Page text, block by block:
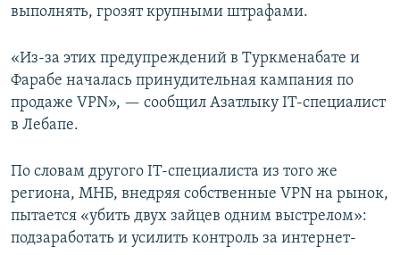
выполнять, грозят крупными штрафами.
«Из-за этих предупреждений в Туркменабате и
Фарабе началась принудительная кампания по
продаже VPN», — сообщил Азатлыку IT-специалист
в Лебапе.
По словам другого IT-специалиста из того же
региона, МНБ, внедряя собственные VPN на рынок,
пытается «убить двух зайцев одним выстрелом»:
подзаработать и усилить контроль за интернет-